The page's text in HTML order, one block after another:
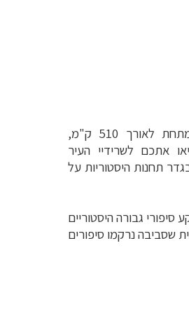
המשוחזרת, בת 3,000 השנים, שנמתחת לאורך 510 ק"מ,
אתכם לשרידיי העיר
תחנות היסטוריות על
גבורה היסטוריים
שסביבה נרקמו סיפורים